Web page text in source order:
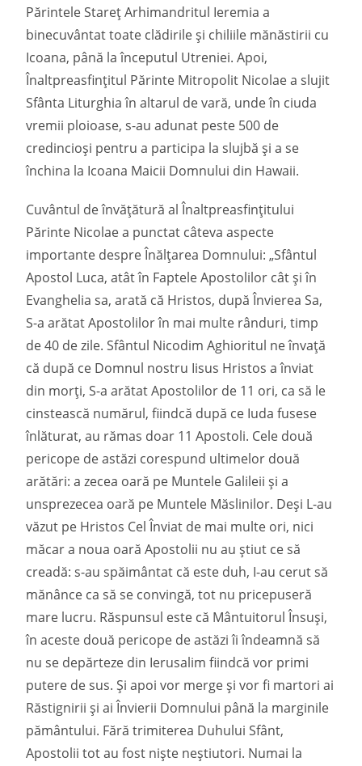
Părintele Stareț Arhimandritul Ieremia a
binecuvântat toate clădirile și chiliile mănăstirii cu
Icoana, până la începutul Utreniei. Apoi,
Înaltpreasfințitul Părinte Mitropolit Nicolae a slujit
Sfânta Liturghia în altarul de vară, unde în ciuda
vremii ploioase, s-au adunat peste 500 de
credincioși pentru a participa la slujbă și a se
închina la Icoana Maicii Domnului din Hawaii.
Cuvântul de învățătură al Înaltpreasfințitului
Părinte Nicolae a punctat câteva aspecte
importante despre Înălțarea Domnului: „Sfântul
Apostol Luca, atât în Faptele Apostolilor cât și în
Evanghelia sa, arată că Hristos, după Învierea Sa,
S-a arătat Apostolilor în mai multe rânduri, timp
de 40 de zile. Sfântul Nicodim Aghioritul ne învață
că după ce Domnul nostru Iisus Hristos a înviat
din morți, S-a arătat Apostolilor de 11 ori, ca să le
cinstească numărul, fiindcă după ce Iuda fusese
înlăturat, au rămas doar 11 Apostoli. Cele două
pericope de astăzi corespund ultimelor două
arătări: a zecea oară pe Muntele Galileii și a
unsprezecea oară pe Muntele Măslinilor. Deși L-au
văzut pe Hristos Cel Înviat de mai multe ori, nici
măcar a noua oară Apostolii nu au știut ce să
creadă: s-au spăimântat că este duh, I-au cerut să
mănânce ca să se convingă, tot nu pricepuseră
mare lucru. Răspunsul este că Mântuitorul Însuși,
în aceste două pericope de astăzi îi îndeamnă să
nu se depărteze din Ierusalim fiindcă vor primi
putere de sus. Și apoi vor merge și vor fi martori ai
Răstignirii și ai Învierii Domnului până la marginile
pământului. Fără trimiterea Duhului Sfânt,
Apostolii tot au fost niște neștiutori. Numai la